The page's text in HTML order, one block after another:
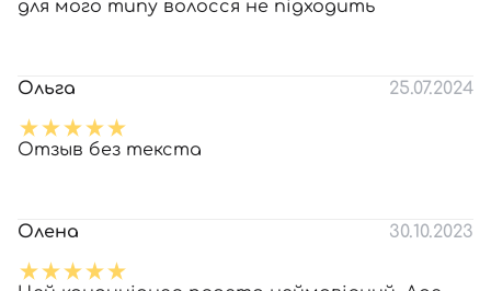
для мого типу волосся не підходить
Ольга 25.07.2024
Отзыв без текста
Олена 30.10.2023